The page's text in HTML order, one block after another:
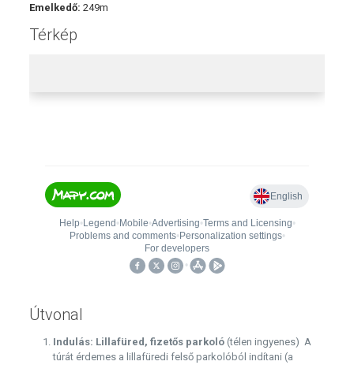
Emelkedő: 249m
Térkép
Útvonal
Indulás: Lillafüred, fizetős parkoló(télen ingyenes) A
túrát érdemes a lillafüredi felső parkolóból indítani (a